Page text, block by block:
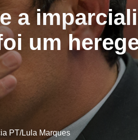
a
um
PT/Lula Marques